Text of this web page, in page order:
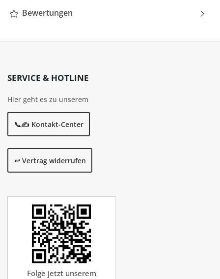
Bewertungen
SERVICE & HOTLINE
Hier geht es zu unserem
📞✍️ Kontakt-Center
↩️ Vertrag widerrufen
Folge jetzt unserem